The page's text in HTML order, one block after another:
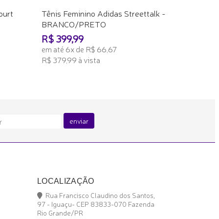
Tênis Feminino Adidas Streettalk -
BRANCO/PRETO
R$ 399,99
em até 6x de R$ 66,67
R$ 379,99 à vista
enviar
LOCALIZAÇÃO
Rua Francisco Claudino dos Santos,
97 - Iguaçu- CEP 83833-070 Fazenda
Rio Grande/PR